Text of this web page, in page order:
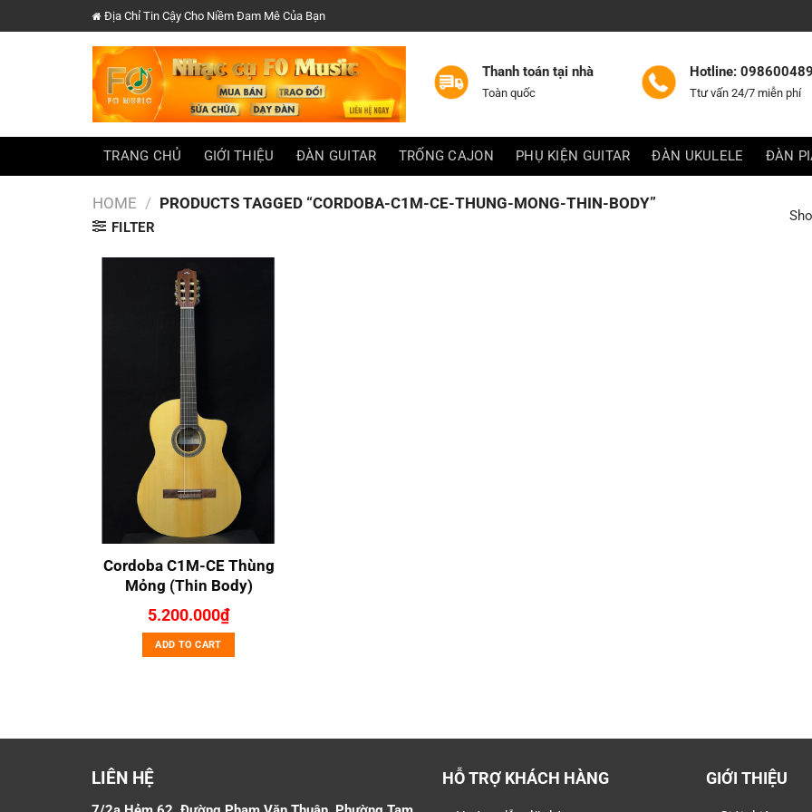
đến
Địa Chỉ Tin Cậy Cho Niềm Đam Mê Của Bạn
Thanh toán tại nhà
Toàn quốc
Hotline:
Ttư vấn 24/7 miễn phí
TRANG CHỦ GIỚI THIỆU ĐÀN GUITAR TRỐNG CAJON PHỤ KIỆN GUITAR ĐÀN UKULELE ĐÀN
HOME / PRODUCTS TAGGED “CORDOBA-C1M-CE-THUNG-MONG-THIN-BODY”
FILTER
Cordoba C1M-CE Thùng
Mỏng (Thin Body)
5.200.000₫
ADD TO CART
LIÊN HỆ HỖ TRỢ KHÁCH HÀNG GIỚI THIỆU